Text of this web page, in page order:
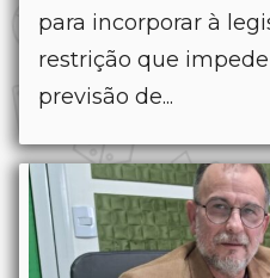
para incorporar à
restrição que
previsão de...